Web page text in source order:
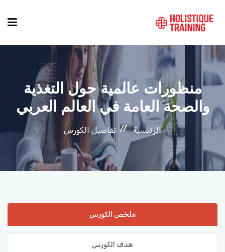
دليل الدورات
المواقع
التصنيفات
أنماط الكورسات
منظورات عالمية حول التغذية
والصحة العامة في العالم العربي
الرئيسية تفاصيل الكورس
ملخص الكورس
هدف الكورس